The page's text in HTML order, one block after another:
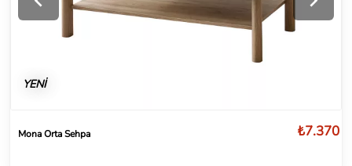
YENİ
Mona Orta Sehpa ₺7.370